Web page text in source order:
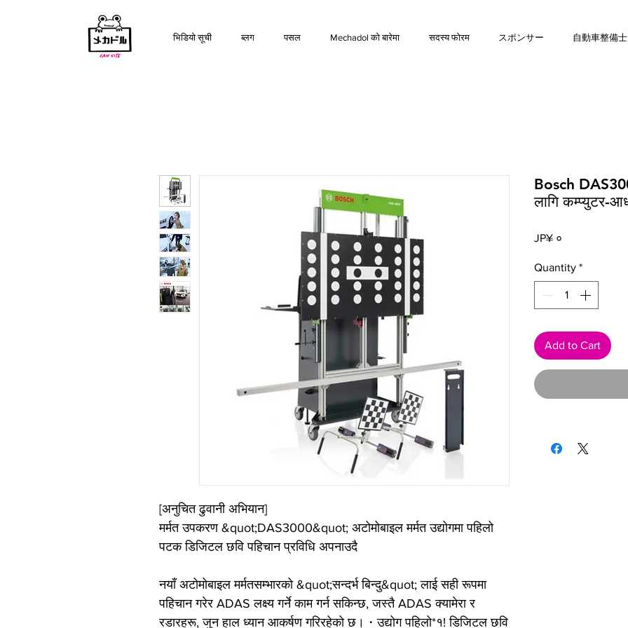
भिडियो सूची ब्लग पसल Mechadol को बारेमा सदस्य फोरम スポンサー 自動車整備
[अनुचित ढुवानी अभियान]
मर्मत उपकरण &quot;DAS3000&quot; अटोमोबाइल मर्मत उद्योगमा पहिलो
पटक डिजिटल छवि पहिचान प्रविधि अपनाउदै
नयाँ अटोमोबाइल मर्मतसम्भारको &quot;सन्दर्भ बिन्दु&quot; लाई सही रूपमा
पहिचान गरेर ADAS लक्ष्य गर्ने काम गर्न सकिन्छ, जस्तै ADAS क्यामेरा र
रडारहरू, जुन हाल ध्यान आकर्षण गरिरहेको छ।・उद्योग पहिलो*१! डिजिटल छवि
Bosch
लागि कम्प्युटर-
JP¥ ०
Quantity *
Add to Cart